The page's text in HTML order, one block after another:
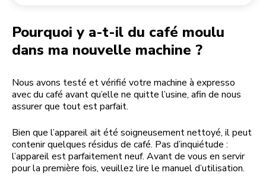
Pourquoi y a-t-il du café moulu
dans ma nouvelle machine ?
Nous avons testé et vérifié votre machine à expresso
avec du café avant qu’elle ne quitte l’usine, afin de nous
assurer que tout est parfait.
Bien que l’appareil ait été soigneusement nettoyé, il peut
contenir quelques résidus de café. Pas d’inquiétude :
l’appareil est parfaitement neuf. Avant de vous en servir
pour la première fois, veuillez lire le manuel d’utilisation.